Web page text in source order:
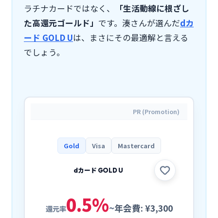
ラチナカードではなく、
「生活動線に根ざし
た高還元ゴールド」 です。湊さんが選んだdカ
ード GOLD Uは、まさにその最適解と言える
でしょう。
PR (Promotion)
Gold Visa Mastercard
dカード GOLD U
還元率0.5%~年会費: ¥3,300